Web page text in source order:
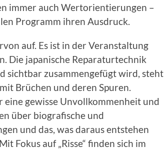
immer auch Wertorientierungen –
Programm ihren Ausdruck.
auf. Es ist in der Veranstaltung
Die japanische Reparaturtechnik
sichtbar zusammengefügt wird, steht
Brüchen und deren Spuren.
gewisse Unvollkommenheit und
über biografische und
und das, was daraus entstehen
Fokus auf „Risse“ finden sich im